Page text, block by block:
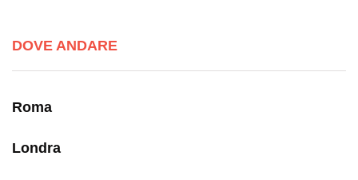
DOVE ANDARE
Roma
Londra